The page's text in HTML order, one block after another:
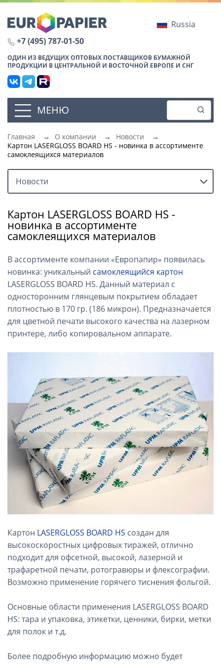
Russia
+7 (495) 787-01-50
ОДИН ИЗ ВЕДУЩИХ ОПТОВЫХ ПОСТАВЩИКОВ БУМАЖНОЙ
ПРОДУКЦИИ В ЦЕНТРАЛЬНОЙ И ВОСТОЧНОЙ ЕВРОПЕ И СНГ
МЕНЮ
Главная → О компании → Новости
→
Картон LASERGLOSS BOARD HS - новинка в ассортименте
самоклеящихся материалов
Новости
Картон LASERGLOSS BOARD HS -
новинка в ассортименте
самоклеящихся материалов
В ассортименте компании «Европапир» появилась
новинка: уникальный самоклеящийся картон
LASERGLOSS BOARD HS. Данный материал с
односторонним глянцевым покрытием обладает
плотностью в 170 гр. (186 микрон). Предназначается
для цветной печати высокого качества на лазерном
принтере, либо копировальном аппарате.
Картон LASERGLOSS BOARD HS создан для
высокоскоростных цифровых тиражей, отлично
подходит для офсетной, высокой, лазерной и
трафаретной печати, ротогравюры и флексографии.
Возможно применение горячего тиснения фольгой.
Основные области применения LASERGLOSS BOARD
HS: тара и упаковка, этикетки, ценники, бирки, метки
для полок и т.д.
Более подробную информацию можно будет